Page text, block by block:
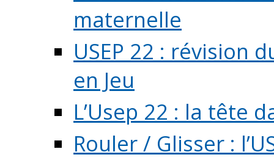
maternelle
USEP 22 : révision
en Jeu
L’Usep 22 : la tête
Rouler / Glisser :